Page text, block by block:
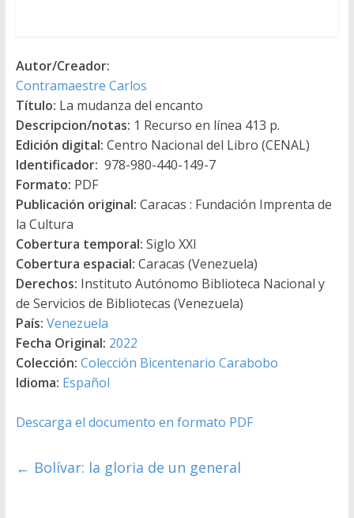
Autor/Creador:
Contramaestre Carlos
Título: La mudanza del encanto
Descripcion/notas: 1 Recurso en línea 413 p.
Edición digital: Centro Nacional del Libro (CENAL)
Identificador: 978-980-440-149-7
Formato: PDF
Publicación original: Caracas : Fundación Imprenta de
la Cultura
Cobertura temporal: Siglo XXI
Cobertura espacial: Caracas (Venezuela)
Derechos: Instituto Autónomo Biblioteca Nacional y
de Servicios de Bibliotecas (Venezuela)
País: Venezuela
Fecha Original: 2022
Colección: Colección Bicentenario Carabobo
Idioma: Español
Descarga el documento en formato PDF
← Bolívar: la gloria de un general